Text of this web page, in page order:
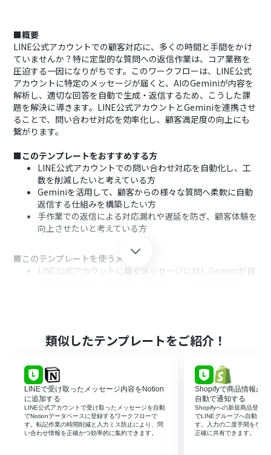
■概要
LINE公式アカウントでの顧客対応に、多くの時間と手間をかけ
ていませんか？特に定型的な質問への返信作業は、コア業務を
圧迫する一因になりがちです。このワークフローは、LINE公式
アカウントに特定のメッセージが届くと、AIのGeminiが内容を
解析し、適切な回答を自動で生成・返信するため、こうした課
題を解決に導きます。LINE公式アカウントとGeminiを連携させ
ることで、問い合わせ対応を効率化し、顧客満足度の向上にも
繋がります。
■このテンプレートをおすすめする方
LINE公式アカウントでの問い合わせ対応を自動化し、工
数を削減したいと考えている方
Geminiを活用して、顧客からの様々な質問へ柔軟に自動
返信する仕組みを構築したい方
手作業での返信による対応漏れや遅延を防ぎ、顧客体験を
向上させたいと考えている方
■このテンプレートを使うメリット
LINE公式アカウントに届くメッセージに対しGeminiが自
はじめに、LINE公式アカウントとGeminiをYoomと連携
します。
トリガーでLINE公式アカウントを選択し、「ユーザーか
らメッセージを受けとったら」を設定して、フローボット
が起動するきっかけを作成します。
次に、オペレーションの分岐機能を設定し、受信したメ
類似したテンプレートをご紹介！
LINEで受け取ったメッセージ内容をNotion
に追加する
LINE公式アカウントで受け取ったメッセージを自動
でNotionデータベースに登録するワークフローで
す。転記作業の時間削減と入力ミス防止により、問
い合わせ情報を正確かつ効率的に集約できます。
Shopifyで商品情報が
自動で通知する
Shopifyへの新規商品登録
でLINEグループへ自動メ
す。入力の二度手間をなく
正確に共有できます。